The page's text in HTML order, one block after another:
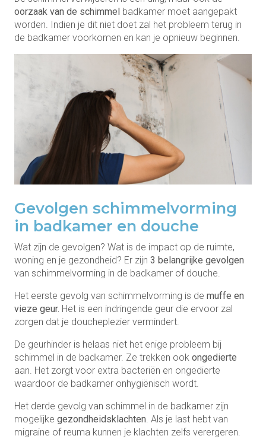
oorzaak van de schimmel badkamer moet aangepakt
worden. Indien je dit niet doet zal het probleem terug in
de badkamer voorkomen en kan je opnieuw beginnen.
Gevolgen schimmelvorming
in badkamer en douche
Wat zijn de gevolgen? Wat is de impact op de ruimte,
woning en je gezondheid? Er zijn 3 belangrijke gevolgen
van schimmelvorming in de badkamer of douche.
Het eerste gevolg van schimmelvorming is de muffe en
vieze geur. Het is een indringende geur die ervoor zal
zorgen dat je doucheplezier vermindert.
De geurhinder is helaas niet het enige probleem bij
schimmel in de badkamer. Ze trekken ook ongedierte
aan. Het zorgt voor extra bacteriën en ongedierte
waardoor de badkamer onhygiënisch wordt.
Het derde gevolg van schimmel in de badkamer zijn
mogelijke gezondheidsklachten. Als je last hebt van
migraine of reuma kunnen je klachten zelfs verergeren.